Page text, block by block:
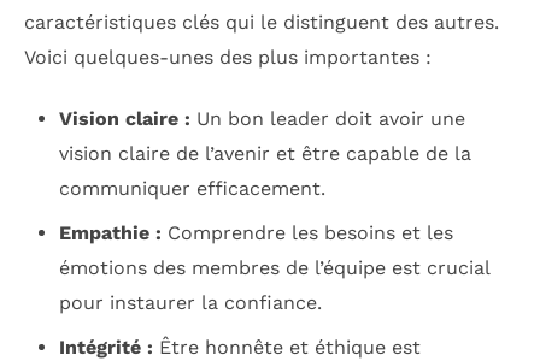
caractéristiques clés qui le distinguent des autres.
Voici quelques-unes des plus importantes :
Vision claire : Un bon leader doit avoir une
vision claire de l’avenir et être capable de la
communiquer efficacement.
Empathie : Comprendre les besoins et les
émotions des membres de l’équipe est crucial
pour instaurer la confiance.
Intégrité : Être honnête et éthique est